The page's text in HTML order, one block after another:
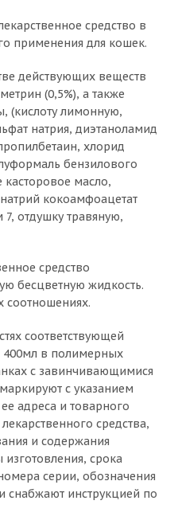
средство в
применения для кошек.
действующих веществ
(0,5%), а также
(кислоту лимонную,
натрия, диэтаноламид
хлорид
бензилового
касторовое масло,
кокоамфоацетат
отдушку травяную,
средство
бесцветную жидкость.
соотношениях.
соответствующей
400мл в полимерных
с завинчивающимися
с указанием
адреса и товарного
средства,
и содержания
срока
серии, обозначения
снабжают инструкцией по